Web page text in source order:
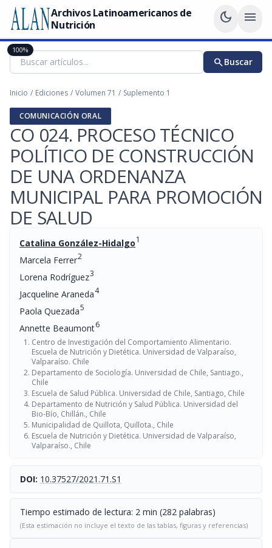
Archivos Latinoamericanos de
Nutrición
dark_mode menu
searchBuscar
Inicio / Ediciones / Volumen 71 / Suplemento 1
COMUNICACIÓN ORAL
CO 024. PROCESO TÉCNICO
POLÍTICO DE CONSTRUCCIÓN
DE UNA ORDENANZA
MUNICIPAL PARA PROMOCIÓN
DE SALUD
Catalina González-Hidalgo1
Marcela Ferrer2
Lorena Rodríguez3
Jacqueline Araneda4
Paola Quezada5
Annette Beaumont6
Centro de Investigación del Comportamiento Alimentario.
Escuela de Nutrición y Dietética. Universidad de Valparaíso,
Valparaíso. Chile
Departamento de Sociología. Universidad de Chile, Santiago.,
Chile
Escuela de Salud Pública. Universidad de Chile, Santiago, Chile
Departamento de Nutrición y Salud Pública. Universidad del
Bio-Bío, Chillán., Chile
Municipalidad de Quillota, Quillota., Chile
Escuela de Nutrición y Dietética. Universidad de Valparaíso,
Valparaíso., Chile
DOI: 10.37527/2021.71.S1
Tiempo estimado de lectura: 2 min (282 palabras)
(Esta estimación no incluye el texto de las tablas, figuras y referencias)
100%